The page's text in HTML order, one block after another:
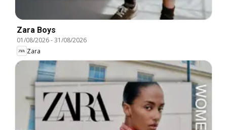
Zara Boys
01/08/2026-31/08/2026
Zara